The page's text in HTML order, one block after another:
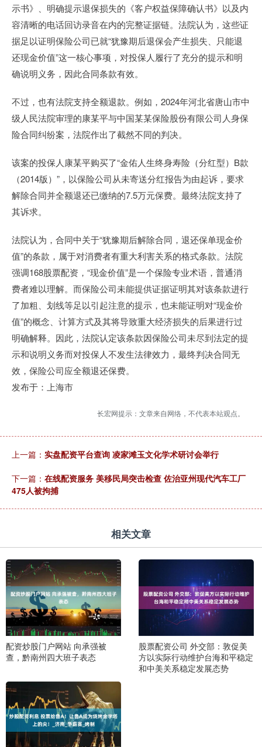
示书》、明确提示退保损失的《客户权益保障确认书》以及内
容清晰的电话回访录音在内的完整证据链。法院认为，这些证
据足以证明保险公司已就“犹豫期后退保会产生损失、只能退
还现金价值”这一核心事项，对投保人履行了充分的提示和明
确说明义务，因此合同条款有效。
不过，也有法院支持全额退款。例如，2024年河北省唐山市中
级人民法院审理的康某平与中国某某保险股份有限公司人身保
险合同纠纷案，法院作出了截然不同的判决。
该案的投保人康某平购买了“金佑人生终身寿险（分红型）B款
（2014版）”，以保险公司从未寄送分红报告为由起诉，要求
解除合同并全额退还已缴纳的7.5万元保费。最终法院支持了
其诉求。
法院认为，合同中关于“犹豫期后解除合同，退还保单现金价
值”的条款，属于对消费者有重大利害关系的格式条款。法院
强调168股票配资，“现金价值”是一个保险专业术语，普通消
费者难以理解。而保险公司未能提供证据证明其对该条款进行
了加粗、划线等足以引起注意的提示，也未能证明对“现金价
值”的概念、计算方式及其将导致重大经济损失的后果进行过
明确解释。因此，法院认定该条款因保险公司未尽到法定的提
示和说明义务而对投保人不发生法律效力，最终判决合同无
效，保险公司应全额退还保费。
发布于：上海市
长宏网提示：文章来自网络，不代表本站观点。
上一篇： 实盘配资平台查询 凌家滩玉文化学术研讨会举行
下一篇： 在线配资服务 美移民局突击检查 佐治亚州现代汽车工厂
475人被拘捕
相关文章
配资炒股门户网站 向承强被
查，黔南州四大班子表态
股票配资公司 外交部：敦促美
方以实际行动维护台海和平稳定
和中美关系稳定发展态势